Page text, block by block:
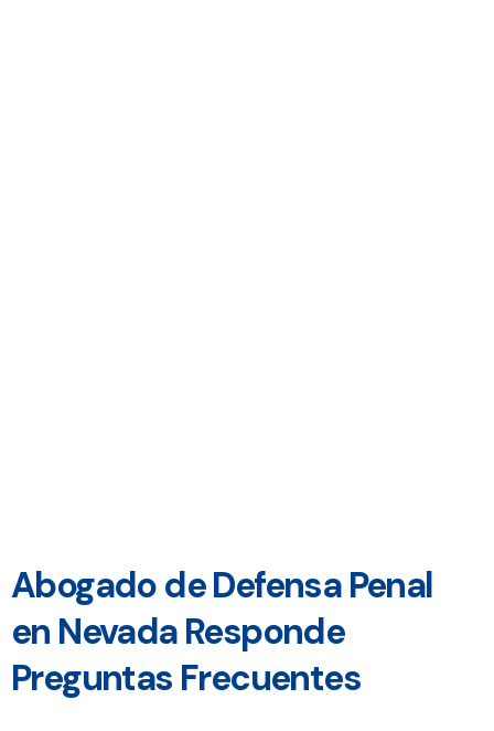
Abogado de Defensa Penal
en Nevada Responde
Preguntas Frecuentes